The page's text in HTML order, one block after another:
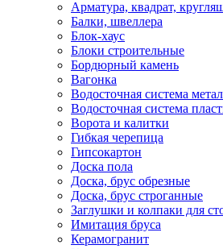
Арматура, квадрат,
Балки, швеллера
Блок-хаус
Блоки строительные
Бордюрный камень
Вагонка
Водосточная система
Водосточная система
Ворота и калитки
Гибкая черепица
Гипсокартон
Доска пола
Доска, брус обрезные
Доска, брус строганные
Заглушки и колпаки для
Имитация бруса
Керамогранит